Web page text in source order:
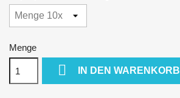
Menge
 IN DEN WARENKORB